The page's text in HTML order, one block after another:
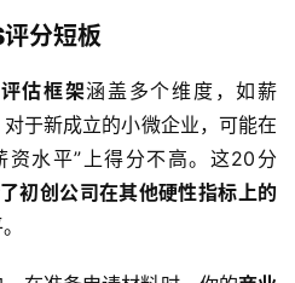
分短板
估框架涵盖多个维度，如薪
于新成立的小微企业，可能在
资水平”上得分不高。这20分
初创公司在其他硬性指标上的